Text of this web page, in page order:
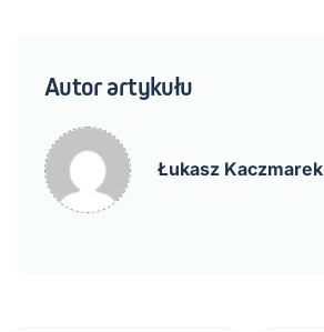
Autor artykułu
Łukasz Kaczmarek